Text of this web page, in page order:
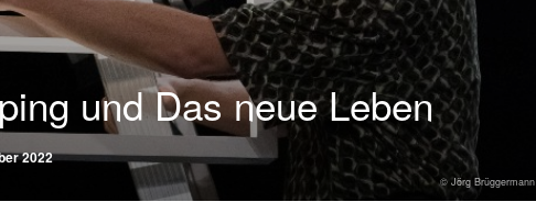
und Das neue Leben
2022
© Jörg Brüggermann